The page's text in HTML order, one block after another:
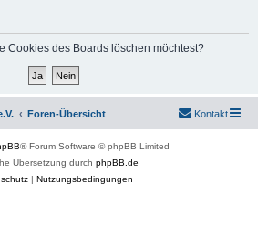
Cookies des Boards löschen möchtest?
Foren-Übersicht Kontakt
® Forum Software © phpBB Limited
Übersetzung durch phpBB.de
| Nutzungsbedingungen